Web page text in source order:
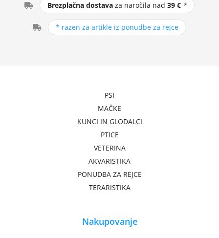
Brezplačna dostava za naročila nad39 € *
* razen za artikle iz ponudbe za rejce
PSI
MAČKE
KUNCI IN GLODALCI
PTICE
VETERINA
AKVARISTIKA
PONUDBA ZA REJCE
TERARISTIKA
Nakupovanje